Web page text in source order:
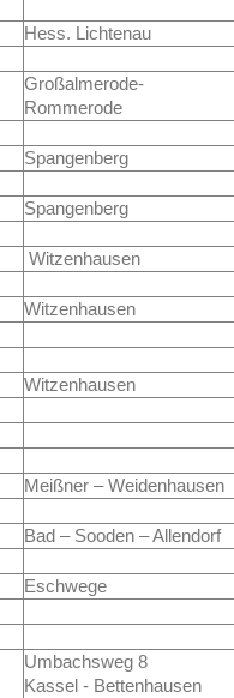
Hess. Lichtenau
Großalmerode-
Rommerode
Spangenberg
Spangenberg
Witzenhausen
Witzenhausen
Witzenhausen
Meißner – Weidenhausen
Bad – Sooden – Allendorf
Eschwege
Umbachsweg 8
Kassel - Bettenhausen